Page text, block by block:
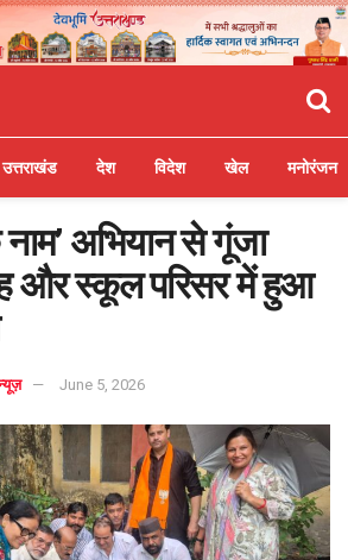
उत्तराखंड देश विदेश खेल मनोरंजन
अभियान से गूंजा
और स्कूल परिसर में हुआ
June 5, 2026